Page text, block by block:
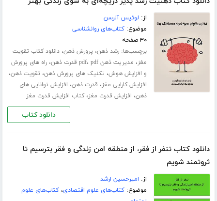
از: لوئیس آلرسن
موضوع:کتاب‌های روانشناسی
۳۰ صفحه
برچسب‌ها:رشد ذهن، پرورش ذهن،دانلود کتاب تقویت
مغز، مدیریت ذهن pdf ، pdf قدرت ذهن ،راه های پرورش
و افزایش هوش، تکنیک های پرورش ذهن، تقویت ذهن،
افزایش کارایی مغز، قدرت ذهن، افزایش توانایی های
ذهن، افزایش قدرت مغز،کتاب افزایش قدرت مغز
دانلود کتاب
دانلود کتاب تنفر از فقر، از منطقه امن زندگی و فقر بترسیم تا
ثروتمند شویم
از: امیرحسین ارشد
موضوع:کتاب‌های علوم اقتصادی،کتاب‌های علوم